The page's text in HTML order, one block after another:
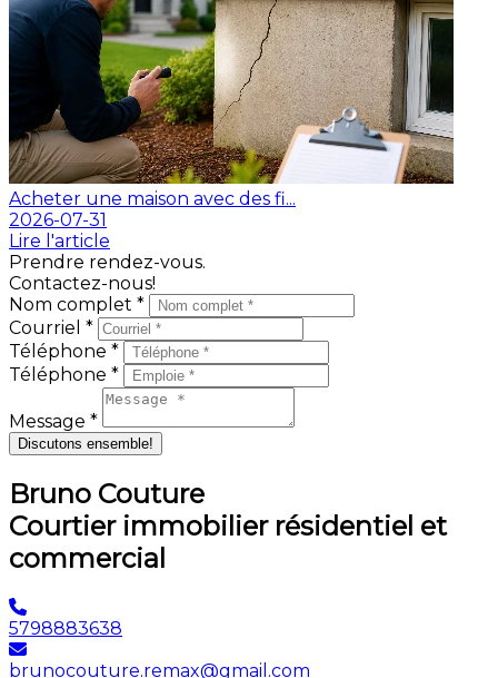
Acheter une maison avec des fi...
2026-07-31
Lire l'article
Prendre rendez-vous.
Contactez-nous!
Nom complet *
Courriel *
Téléphone *
Téléphone *
Message *
Discutons ensemble!
Bruno Couture
Courtier immobilier résidentiel et
commercial
5798883638
brunocouture.remax@gmail.com